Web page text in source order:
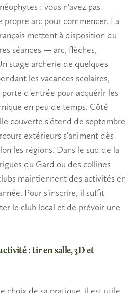
: vous n'avez pas
propre arc pour commencer. La
mettent à disposition du
séances — arc, flèches,
stage archerie de quelques
les vacances scolaires,
d'entrée pour acquérir les
en peu de temps. Côté
couverte s'étend de septembre
extérieurs s'animent dès
les régions. Dans le sud de la
du Gard ou des collines
maintiennent des activités en
Pour s'inscrire, il suffit
le club local et de prévoir une
: tir en salle, 3D et